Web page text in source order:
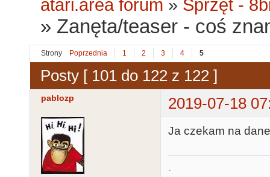
atari.area forum » Sprzęt -
» Zanęta/teaser - coś
Strony Poprzednia 1 2 3 4 5
Posty [ 101 do 122 z 122 ]
pablozp 2019-07-18
Ja czekam na
.